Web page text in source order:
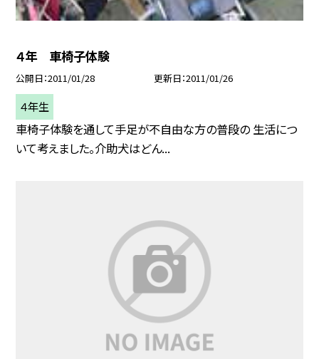
４年 車椅子体験
公開日 2011/01/28 更新日 2011/01/26
４年生
車椅子体験を通して手足が不自由な方の普段の 生活につ
いて考えました。介助犬はどん...